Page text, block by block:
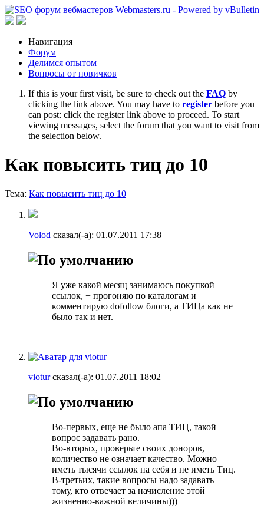
Навигация
Форум
Делимся опытом
Вопросы от новичков
If this is your first visit, be sure to check out the FAQ by
clicking the link above. You may have to register before you
can post: click the register link above to proceed. To start
viewing messages, select the forum that you want to visit from
the selection below.
Как повысить тиц до 10
Тема: Как повысить тиц до 10
Volod сказал(-а): 01.07.2011 17:38
Я уже какой месяц занимаюсь покупкой
ссылок, + прогоняю по каталогам и
комментирую dofollow блоги, а ТИЦа как не
было так и нет.
vioturсказал(-а): 01.07.2011 18:02
Во-первых, еще не было апа ТИЦ, такой
вопрос задавать рано.
Во-вторых, проверьте своих доноров,
количество не означает качество. Можно
иметь тысячи ссылок на себя и не иметь Тиц.
В-третьих, такие вопросы надо задавать
тому, кто отвечает за начисление этой
жизненно-важной величины)))